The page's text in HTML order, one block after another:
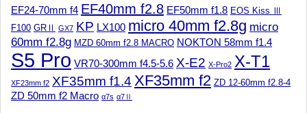
EF24-70mm f4 EF40mm f2.8 EF50mm f1.8 EOS Kiss Ⅲ
F100 GRⅡ GX7 KP LX100 micro 40mm f2.8g micro
60mm f2.8g MZD 60mm f2.8 MACRO NOKTON 58mm f1.4
S5 Pro VR70-300mm f4.5-5.6 X-E2 X-Pro2 X-T1
XF23mm f2 XF35mm f1.4 XF35mm f2 ZD 12-60mm f2.8-4
ZD 50mm f2 Macro α7s α7Ⅱ